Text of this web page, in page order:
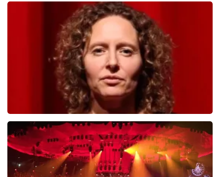
Andre Rieu
laatste 30 minuten
BESTEL NU
Esther van der Voort
488laatste 30 minuten
BESTEL NU